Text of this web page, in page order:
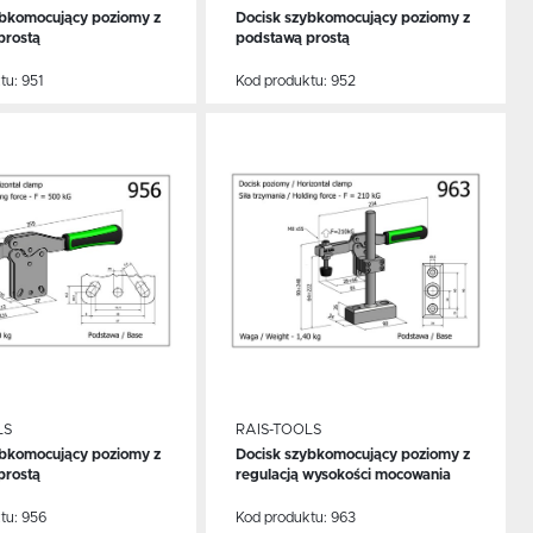
poziomy z
951
Docisk szybkomocujący poziomy z
podstawą prostą
Kod produktu:952
WIĘCEJ
poziomy z
956
RAIS-TOOLS
Docisk szybkomocujący poziomy z
regulacją wysokości mocowania
Kod produktu:963
WIĘCEJ